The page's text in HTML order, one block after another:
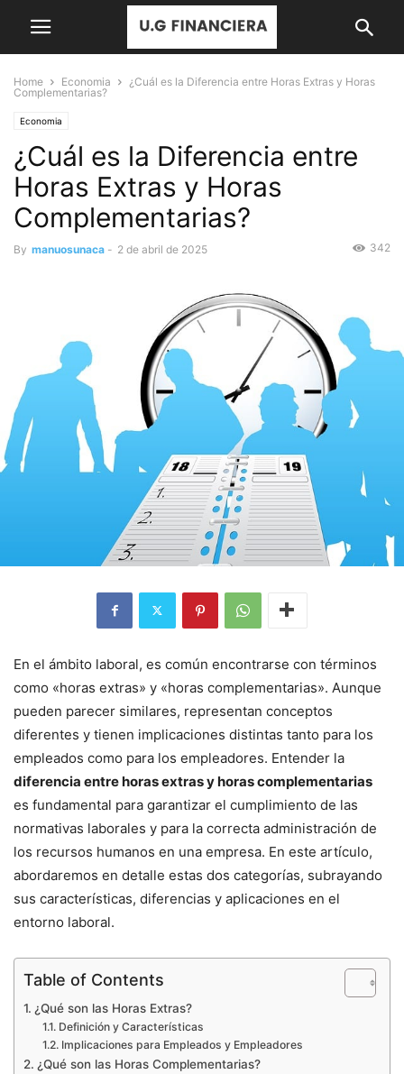
Home Economia
¿Cuál es la Diferencia entre Horas Extras y Horas
Complementarias?
Economia
¿Cuál es la Diferencia entre
Horas Extras y Horas
Complementarias?
By manuosunaca - 2 de abril de 2025 342
En el ámbito laboral, es común encontrarse con términos
como «horas extras» y «horas complementarias». Aunque
pueden parecer similares, representan conceptos
diferentes y tienen implicaciones distintas tanto para los
empleados como para los empleadores. Entender la
diferencia entre horas extras y horas complementarias
es fundamental para garantizar el cumplimiento de las
normativas laborales y para la correcta administración de
los recursos humanos en una empresa. En este artículo,
abordaremos en detalle estas dos categorías, subrayando
sus características, diferencias y aplicaciones en el
entorno laboral.
Table of Contents
¿Qué son las Horas Extras?
Definición y Características
Implicaciones para Empleados y Empleadores
¿Qué son las Horas Complementarias?